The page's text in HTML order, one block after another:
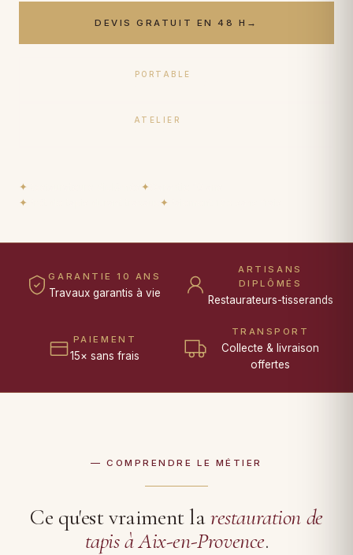
DEVIS GRATUIT EN 48 H →
PORTABLE
ATELIER
✦ ✦
✦
✦
GARANTIE 10 ANS
Travaux garantis à vie
ARTISANS
DIPLÔMÉS
Restaurateurs-tisserands
PAIEMENT
15× sans frais
TRANSPORT
Collecte & livraison
offertes
— COMPRENDRE LE MÉTIER
Ce qu'est vraiment larestauration de
tapis à Aix-en-Provence.